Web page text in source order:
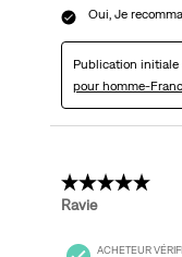
Oui, Je
Publication initiale
pour homme-
5 étoile(s) sur 5.
Ravie
ACHETEUR